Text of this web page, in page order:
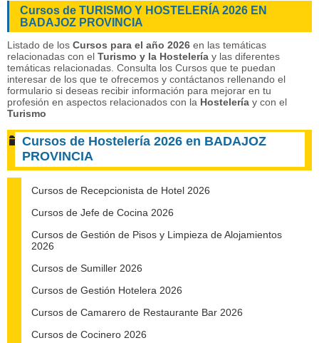
Cursos de TURISMO Y HOSTELERÍA 2026 EN
BADAJOZ PROVINCIA
Listado de los Cursos para el año 2026 en las temáticas
relacionadas con el Turismo y la Hostelería y las diferentes
temáticas relacionadas. Consulta los Cursos que te puedan
interesar de los que te ofrecemos y contáctanos rellenando el
formulario si deseas recibir información para mejorar en tu
profesión en aspectos relacionados con la Hostelería y con el
Turismo
Cursos de Hostelería 2026 en BADAJOZ
PROVINCIA
Cursos de Recepcionista de Hotel 2026
Cursos de Jefe de Cocina 2026
Cursos de Gestión de Pisos y Limpieza de Alojamientos
2026
Cursos de Sumiller 2026
Cursos de Gestión Hotelera 2026
Cursos de Camarero de Restaurante Bar 2026
Cursos de Cocinero 2026